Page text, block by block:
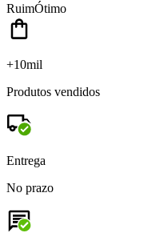
RuimÓtimo
+10mil
Produtos vendidos
Entrega
No prazo